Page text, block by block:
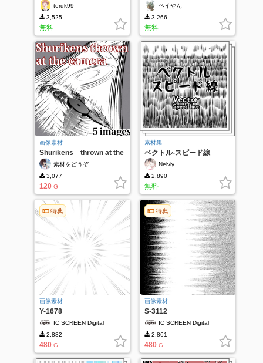
Webtoon SHOCK 背景
terdk99
3,525
無料
ペイやん
3,266
無料
画像素材
Shurikens thrown at the
camera素材をどうぞ
3,077
120 G
素材集
ベクトル-スピード線
Nelviy
2,890
無料
特典
画像素材
Y-1678
IC SCREEN Digital
2,882
480 G
特典
画像素材
S-3112
IC SCREEN Digital
2,861
480 G